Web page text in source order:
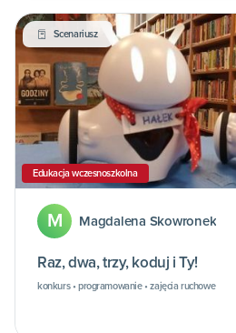
Scenariusz
Edukacja wczesnoszkolna
M Magdalena Skowronek
Raz, dwa, trzy, koduj i Ty!
konkurs • programowanie • zajęcia ruchowe